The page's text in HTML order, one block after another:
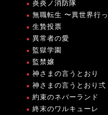
炎炎ノ消防隊
無職転生 〜異世界行
生贄投票
異常者の愛
監獄学園
監禁嬢
神さまの言うとおり
神さまの言うとおり弍
約束のネバーランド
終末のワルキューレ